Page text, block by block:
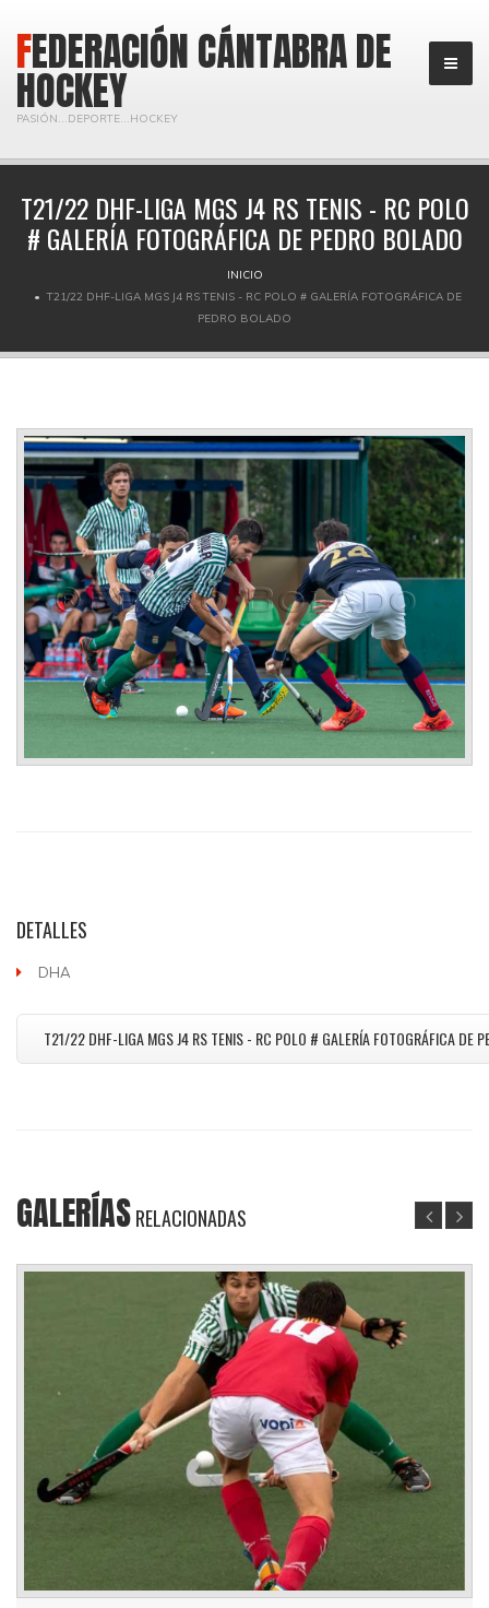
FEDERACIÓN CÁNTABRA DE
HOCKEY
PASIÓN...DEPORTE...HOCKEY
T21/22 DHF-LIGA MGS J4 RS TENIS - RC POLO
# GALERÍA FOTOGRÁFICA DE PEDRO BOLADO
INICIO
T21/22 DHF-LIGA MGS J4 RS TENIS - RC POLO # GALERÍA FOTOGRÁFICA DE
PEDRO BOLADO
DETALLES
DHA
T21/22 DHF-LIGA MGS J4 RS TENIS - RC POLO # GALERÍA FOTOGRÁFICA DE
GALERÍASRELACIONADAS